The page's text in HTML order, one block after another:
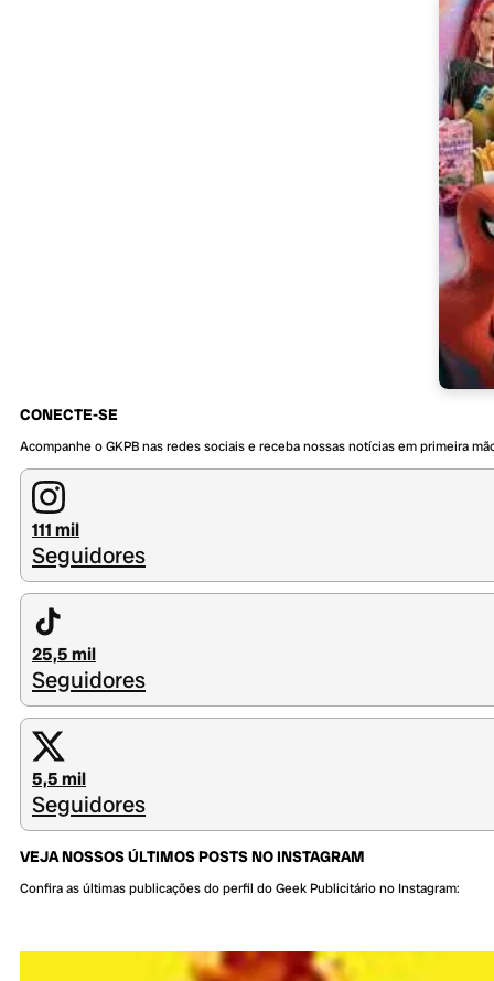
CONECTE-SE
Acompanhe o GKPB nas redes sociais e receba nossas notícias em primeira
111 mil
Seguidores
25,5 mil
Seguidores
5,5 mil
Seguidores
VEJA NOSSOS ÚLTIMOS POSTS NO INSTAGRAM
Confira as últimas publicações do perfil do Geek Publicitário no Instagram: